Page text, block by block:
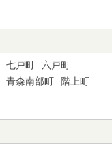
七戸町
六戸町
青森南部町
階上町